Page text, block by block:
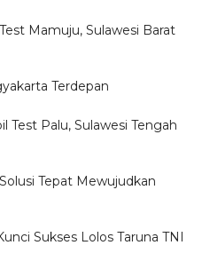
Mamuju, Sulawesi Barat
Terdepan
Test Palu, Sulawesi Tengah
Tepat Mewujudkan
Sukses Lolos Taruna TNI